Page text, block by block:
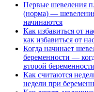
Первые шевеления
(норма) —
начинаются
Как избавиться от
как избавиться от
Когда начинает
беременности —
второй беременности
Как считаются
недели при